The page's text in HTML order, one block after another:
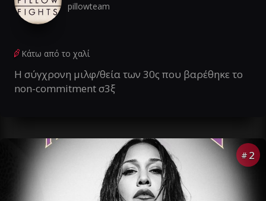
pillowteam
Κάτω από το χαλί
Η σύγχρονη μιλφ/θεία των 30ς που βαρέθηκε το
non-commitment σ3ξ
# 2